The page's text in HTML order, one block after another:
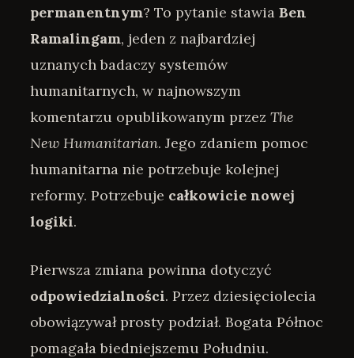
permanentnym? To pytanie stawia Ben
Ramalingam, jeden z najbardziej
uznanych badaczy systemów
humanitarnych, w najnowszym
komentarzu opublikowanym przez The
New Humanitarian. Jego zdaniem pomoc
humanitarna nie potrzebuje kolejnej
reformy. Potrzebuje całkowicie nowej
logiki.
Pierwsza zmiana powinna dotyczyć
odpowiedzialności. Przez dziesięciolecia
obowiązywał prosty podział. Bogata Północ
pomagała biedniejszemu Południu.